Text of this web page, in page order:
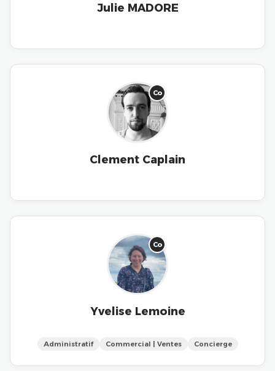
Julie MADORE
Co
Clement Caplain
Co
Yvelise Lemoine
Administratif Commercial | Ventes Concierge